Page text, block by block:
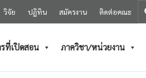
วิจัย ปฏิทิน สมัครงาน ติดต่อคณะ
ที่เปิดสอน ภาควิชา/หน่วยงาน